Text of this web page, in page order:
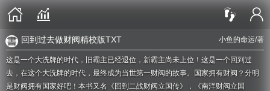
小鱼的命运/著
回到过去做财阀精校版TXT
这是一个大洗牌的时代，旧霸主已经退位，新霸主尚未上位！这是一个回到过
去，在这个大洗牌的时代，最终成为当世第一财阀的故事。国家拥有财阀？分明
是财阀拥有国家好吧！本书又名《回到二战财阀立国传》，《南洋财阀立国